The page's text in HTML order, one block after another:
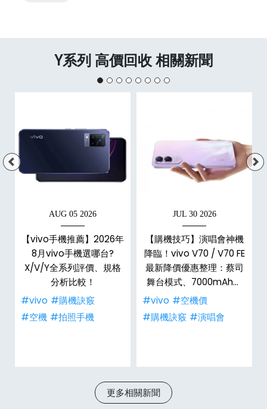
Y系列 高價回收 相關新聞
AUG 05 2026
【vivo手機推薦】2026年
8月vivo手機選哪台?
X/V/Y全系列評價、規格
分析比較！
#vivo #購機訣竅
#空機 #拍照手機
JUL 30 2026
【購機技巧】演唱會神機
降臨！vivo V70 / V70 FE
最新降價優惠整理：蔡司
舞台模式、7000mAh大
電量，空機推薦哪裡買低
價？
#vivo #空機價
#購機訣竅 #演唱會
更多相關新聞